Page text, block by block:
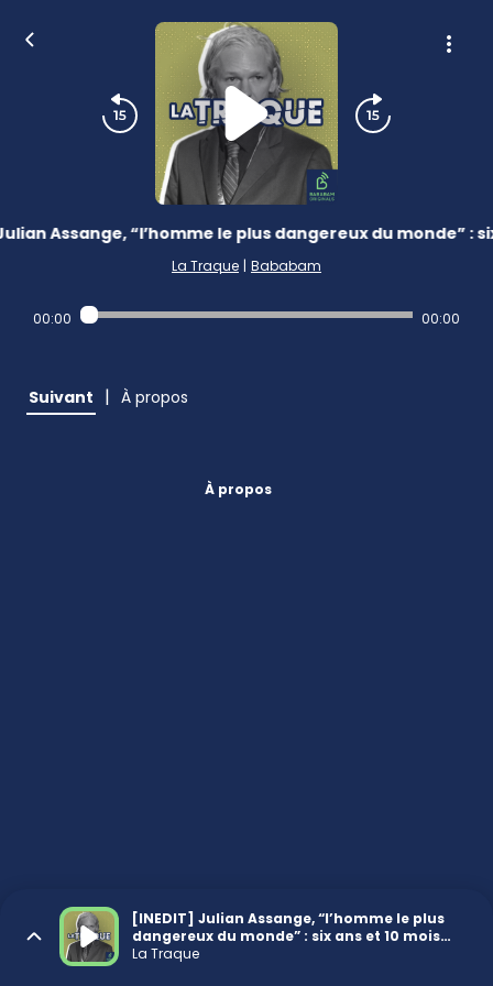
Assange, “l’homme le plus dangereux du monde” :
La Traque | Bababam
00:00 00:00
Suivant | À propos
À propos
[INEDIT] Julian Assange, “l’homme le plus
dangereux du monde” : six ans et 10 mois
sans sortir (3/4)
La Traque